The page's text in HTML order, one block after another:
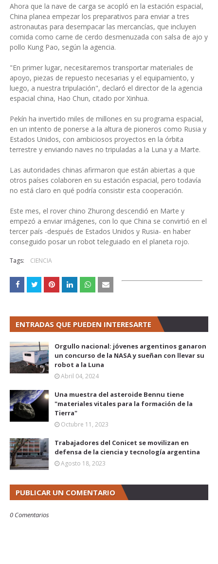
Ahora que la nave de carga se acopló en la estación espacial,
China planea empezar los preparativos para enviar a tres
astronautas para desempacar las mercancías, que incluyen
comida como carne de cerdo desmenuzada con salsa de ajo y
pollo Kung Pao, según la agencia.
"En primer lugar, necesitaremos transportar materiales de
apoyo, piezas de repuesto necesarias y el equipamiento, y
luego, a nuestra tripulación", declaró el director de la agencia
espacial china, Hao Chun, citado por Xinhua.
Pekín ha invertido miles de millones en su programa espacial,
en un intento de ponerse a la altura de pioneros como Rusia y
Estados Unidos, con ambiciosos proyectos en la órbita
terrestre y enviando naves no tripuladas a la Luna y a Marte.
Las autoridades chinas afirmaron que están abiertas a que
otros países colaboren en su estación espacial, pero todavía
no está claro en qué podría consistir esta cooperación.
Este mes, el rover chino Zhurong descendió en Marte y
empezó a enviar imágenes, con lo que China se convirtió en el
tercer país -después de Estados Unidos y Rusia- en haber
conseguido posar un robot teleguiado en el planeta rojo.
Tags: CIENCIA
ENTRADAS QUE PUEDEN INTERESARTE
Orgullo nacional: jóvenes argentinos ganaron
un concurso de la NASA y sueñan con llevar su
robot a la Luna
Abril 04, 2024
Una muestra del asteroide Bennu tiene
"materiales vitales para la formación de la
Tierra"
Octubre 11, 2023
Trabajadores del Conicet se movilizan en
defensa de la ciencia y tecnología argentina
Agosto 18, 2023
PUBLICAR UN COMENTARIO
0 Comentarios